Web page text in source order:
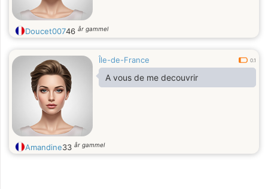
Doucet00746 år gammel
Île-de-France 0.1
A vous de me decouvrir
Amandine33 år gammel